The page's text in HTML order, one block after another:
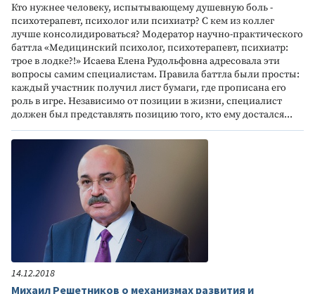
Кто нужнее человеку, испытывающему душевную боль -
психотерапевт, психолог или психиатр? С кем из коллег
лучше консолидироваться? Модератор научно-практического
баттла «Медицинский психолог, психотерапевт, психиатр:
трое в лодке?!» Исаева Елена Рудольфовна адресовала эти
вопросы самим специалистам. Правила баттла были просты:
каждый участник получил лист бумаги, где прописана его
роль в игре. Независимо от позиции в жизни, специалист
должен был представлять позицию того, кто ему достался...
14.12.2018
Михаил Решетников о механизмах развития и